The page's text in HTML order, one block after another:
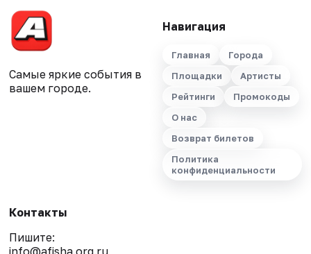
Самые яркие события в
вашем городе.
Навигация
Главная
Города
Площадки
Артисты
Рейтинги
Промокоды
О нас
Возврат билетов
Политика
конфиденциальности
Контакты
Пишите: